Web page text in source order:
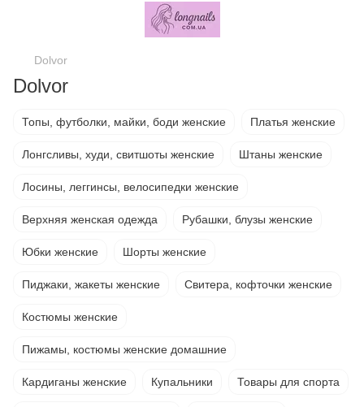
Dolvor
Dolvor
Топы, футболки, майки, боди женские Платья женские
Лонгсливы, худи, свитшоты женские Штаны женские
Лосины, леггинсы, велосипедки женские
Верхняя женская одежда Рубашки, блузы женские
Юбки женские Шорты женские
Пиджаки, жакеты женские Свитера, кофточки женские
Костюмы женские
Пижамы, костюмы женские домашние
Кардиганы женские Купальники Товары для спорта